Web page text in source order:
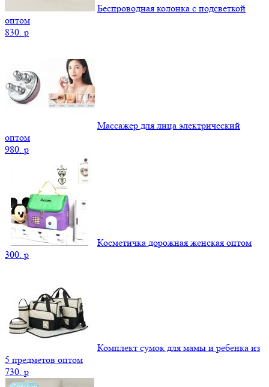
Беспроводная колонка с подсветкой
оптом
830. p
Массажер для лица электрический
оптом
980. p
Косметичка дорожная женская оптом
300. p
Комплект сумок для мамы и ребенка из
5 предметов оптом
730. p